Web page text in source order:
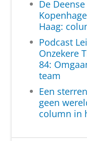
De
Haag:
Podcast
Onzekere
84:
team
Een
geen
column in